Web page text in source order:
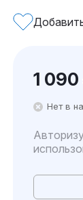
1 090
Нет в